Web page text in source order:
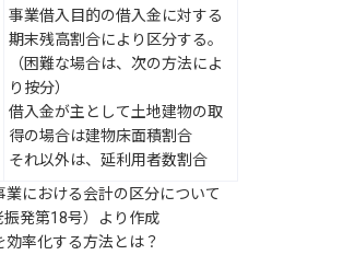
事業借入目的の借入金に対する
期末残高割合により区分する。
（困難な場合は、次の方法によ
り按分）
借入金が主として土地建物の取
得の場合は建物床面積割合
それ以外は、延利用者数割合
における会計の区分について
振発第18号）より作成
率化する方法とは？